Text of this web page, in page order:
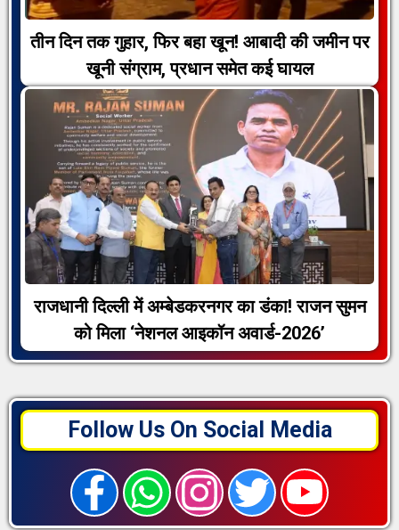
तीन दिन तक गुहार, फिर बहा खून! आबादी की जमीन पर
खूनी संग्राम, प्रधान समेत कई घायल
राजधानी दिल्ली में अम्बेडकरनगर का डंका! राजन सुमन
को मिला ‘नेशनल आइकॉन अवार्ड-2026’
Follow Us On Social Media